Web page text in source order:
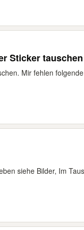
Sticker tauschen
Mir fehlen
siehe Bilder, Im